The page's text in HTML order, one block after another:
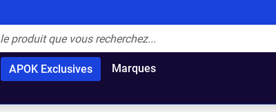
APOK Exclusives Marques